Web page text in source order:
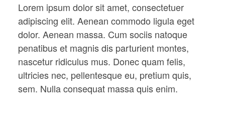
Lorem ipsum dolor sit amet, consectetuer
adipiscing elit. Aenean commodo ligula eget
dolor. Aenean massa. Cum sociis natoque
penatibus et magnis dis parturient montes,
nascetur ridiculus mus. Donec quam felis,
ultricies nec, pellentesque eu, pretium quis,
sem. Nulla consequat massa quis enim.